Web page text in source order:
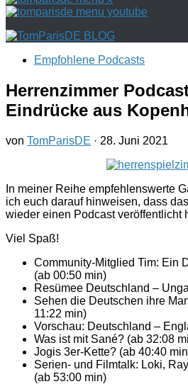
Empfohlene Podcasts
Herrenzimmer
Eindrücke aus
von TomParisDE · 28. Juni 2021
In meiner Reihe empfehlenswerte
ich euch darauf hinweisen, dass das
wieder einen Podcast veröffentlicht
Viel Spaß!
Community-Mitglied Tim: Ein
(ab 00:50 min)
Resümee Deutschland –
Sehen die Deutschen ihre
11:22 min)
Vorschau: Deutschland –
Was ist mit Sané? (ab 32:08
Jogis 3er-Kette? (ab 40:40
Serien- und Filmtalk: Loki,
(ab 53:00 min)